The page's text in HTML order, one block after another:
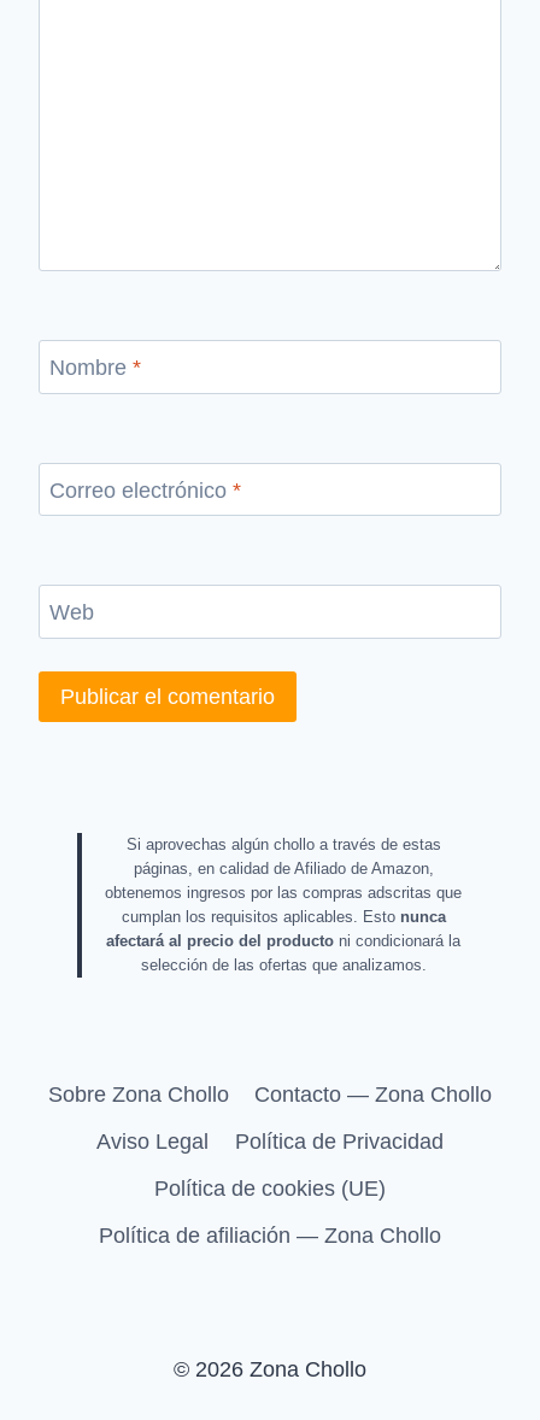
Nombre *
Correo electrónico *
Web
Si aprovechas algún chollo a través de estas
páginas, en calidad de Afiliado de Amazon,
obtenemos ingresos por las compras adscritas que
cumplan los requisitos aplicables. Esto nunca
afectará al precio del producto ni condicionará la
selección de las ofertas que analizamos.
Sobre Zona Chollo
Contacto — Zona Chollo
Aviso Legal
Política de Privacidad
Política de cookies (UE)
Política de afiliación — Zona Chollo
© 2026 Zona Chollo